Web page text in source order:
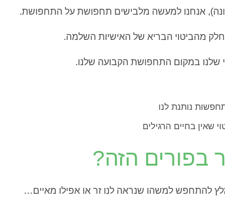
אנחנו למעשה מלבישים תחפושת על התחפושת.
מהביטוי הבריא של האישיות השלמה.
שלנו במקום התחפושת הקבועה שלנו.
נותנת לנו
שאין בחיים הרגילים
בפורים הזה?
להתחפש למשהו שנראה לנו זר או אפילו מאיים…